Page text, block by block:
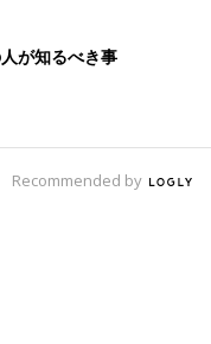
保護者からの質問NO.1
ものやる気を引き出す
塾の塾長に聞く
が知るべき事
Recommended by